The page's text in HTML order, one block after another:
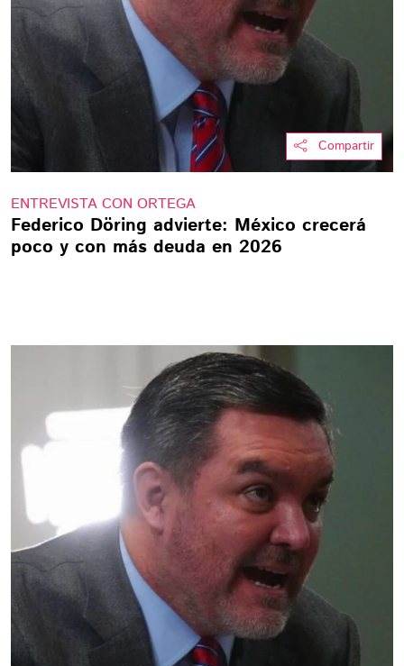
Compartir
ENTREVISTA CON ORTEGA
Federico Döring advierte: México crecerá
poco y con más deuda en 2026